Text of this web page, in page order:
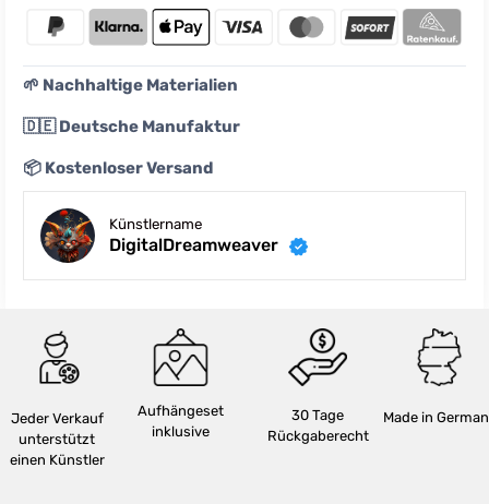
🌱 Nachhaltige Materialien
🇩🇪 Deutsche Manufaktur
📦 Kostenloser Versand
Künstlername
DigitalDreamweaver
Jeder Verkauf
unterstützt
einen Künstler
Aufhängeset
inklusive
30 Tage
Rückgaberecht
Made in